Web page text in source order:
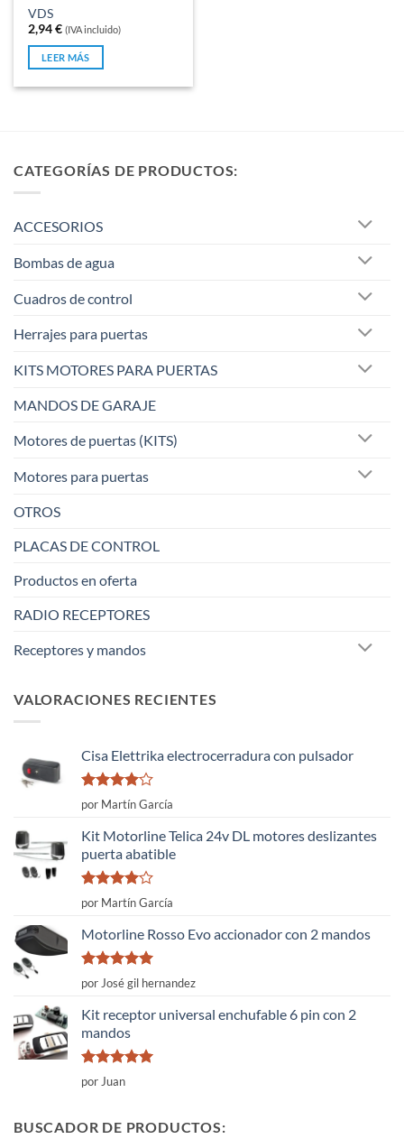
Valorado
con
0
de
5
VDS
2,94€ (IVA incluido)
LEER MÁS
CATEGORÍAS DE PRODUCTOS:
ACCESORIOS
Bombas de agua
Cuadros de control
Herrajes para puertas
KITS MOTORES PARA PUERTAS
MANDOS DE GARAJE
Motores de puertas (KITS)
Motores para puertas
OTROS
PLACAS DE CONTROL
Productos en oferta
RADIO RECEPTORES
Receptores y mandos
VALORACIONES RECIENTES
Cisa Elettrika electrocerradura con pulsador
Valorado
con
5
por Martín García
Kit Motorline Telica 24v DL motores deslizantes
puerta abatible
Valorado
con
5
por Martín García
Motorline Rosso Evo accionador con 2 mandos
Valorado
con
de 5
por José gil hernandez
Kit receptor universal enchufable 6 pin con 2
mandos
Valorado
con
por Juan
BUSCADOR DE PRODUCTOS: